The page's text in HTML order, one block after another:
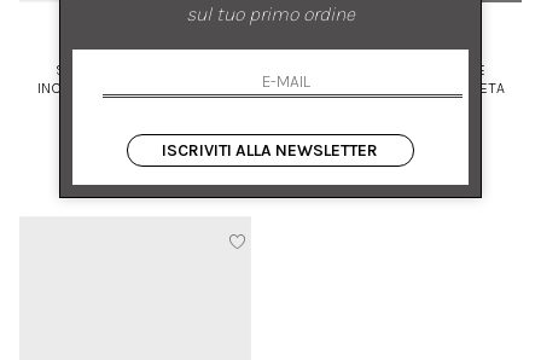
SALDALI CON FASCETTE
INCROCIATE IN SATIN DI SETA
€ 470.00
-70%
€ 141.00
INCROCIATE IN SATIN DI SETA
€ 470.00
€ 141.00
sul tuo primo ordine
ISCRIVITI ALLA NEWSLETTER